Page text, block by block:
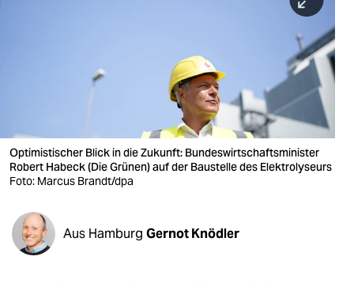
verlag
veranstaltungen
shop
fragen & hilfe
Optimistischer Blick in die Zukunft: Bundeswirtschaftsminister
Robert Habeck (Die Grünen) auf der Baustelle des Elektrolyseurs
Foto: Marcus Brandt/dpa
Aus Hamburg Gernot Knödler